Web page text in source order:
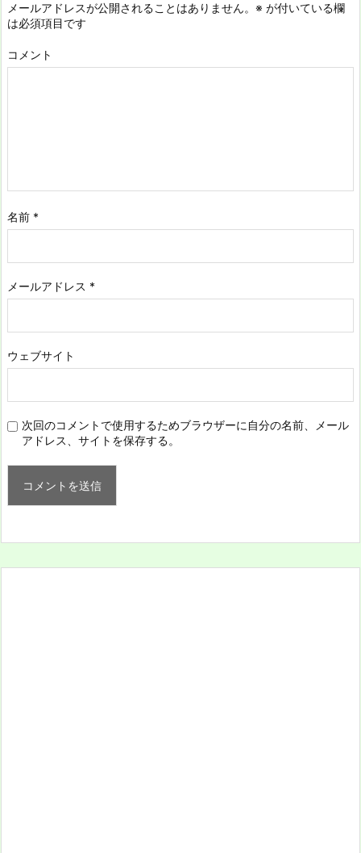
メールアドレスが公開されることはありません。 ※ が付いている欄
は必須項目です
コメント
名前 *
メールアドレス *
ウェブサイト
次回のコメントで使用するためブラウザーに自分の名前、メール
アドレス、サイトを保存する。